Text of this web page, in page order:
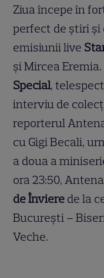
Ziua începe în
perfect de știri
emisiunii live
şi Mircea Eremia.
Special,
interviu de
reporterul
cu Gigi Becali,
a doua a
ora 23:50,
de Înviere de la
Bucureşti –
Veche.